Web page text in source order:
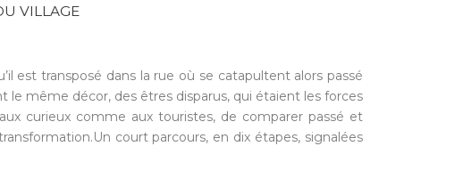
VILLAGE
est transposé dans la rue où se catapultent alors passé
le même décor, des êtres disparus, qui étaient les forces
curieux comme aux touristes, de comparer passé et
court parcours, en dix étapes, signalées